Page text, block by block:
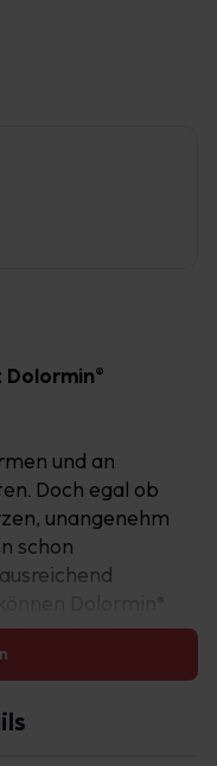
Dolormin®
und an
Doch egal ob
unangenehm
schon
schnell leichte
Fieber.